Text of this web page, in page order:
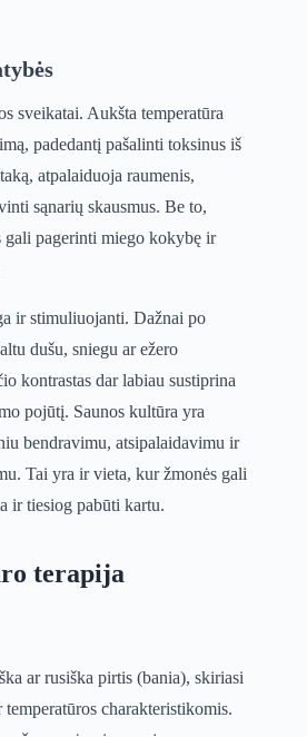
sveikatai. Aukšta temperatūra
padedantį pašalinti toksinus iš
atpalaiduoja raumenis,
sąnarių skausmus. Be to,
gali pagerinti miego kokybę ir
ir stimuliuojanti. Dažnai po
dušu, sniegu ar ežero
kontrastas dar labiau sustiprina
pojūtį. Saunos kultūra yra
bendravimu, atsipalaidavimu ir
Tai yra ir vieta, kur žmonės gali
ir tiesiog pabūti kartu.
terapija
ar rusiška pirtis (bania), skiriasi
charakteristikomis.